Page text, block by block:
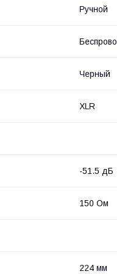
Ручной
Черный
XLR
-51.5 дБ
150 Ом
224 мм